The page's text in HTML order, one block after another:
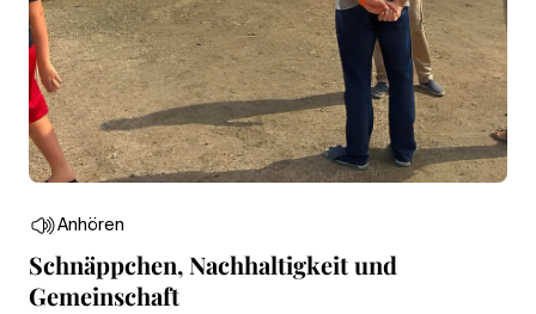
Anhören
Schnäppchen, Nachhaltigkeit und
Gemeinschaft